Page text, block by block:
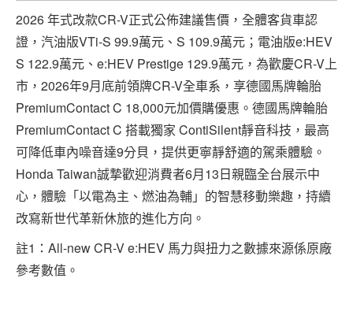
2026 年式改款CR-V正式公佈建議售價，全體客貨車認
證，汽油版VTi-S 99.9萬元、S 109.9萬元；電油版e:HEV
S 122.9萬元、e:HEV Prestige 129.9萬元，為歡慶CR-V上
市，2026年9月底前領牌CR-V全車系，享德國馬牌輪胎
PremiumContact C 18,000元加價購優惠。德國馬牌輪胎
PremiumContact C 搭載獨家 ContiSilent靜音科技，最高
可降低車內噪音達9分貝，提供更寧靜舒適的駕乘體驗。
Honda Taiwan誠摯歡迎消費者6月13日親臨全台展示中
心，體驗「以電為主、燃油為輔」的智慧移動樂趣，持續
改寫新世代革新休旅的進化方向。
註1：All-new CR-V e:HEV 馬力與扭力之數據來源係原廠
參考數值。